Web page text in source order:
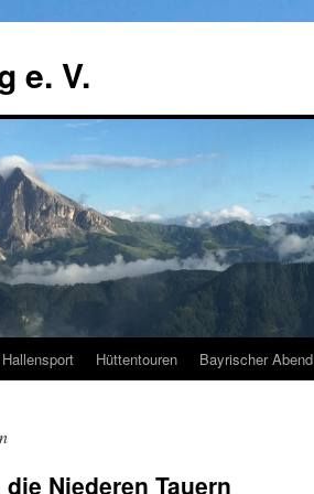
e. V.
Hallensport Hüttentouren Bayrischer Abend
Niederen Tauern